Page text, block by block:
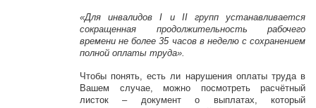
«Для инвалидов I и II групп устанавливается
сокращенная продолжительность рабочего
времени не более 35 часов в неделю с сохранением
полной оплаты труда».
Чтобы понять, есть ли нарушения оплаты труда в
Вашем случае, можно посмотреть расчётный
листок – документ о выплатах, который